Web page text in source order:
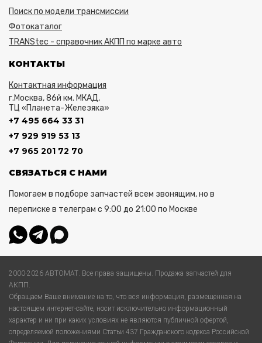
Поиск по модели трансмиссии
Фотокаталог
TRANStec - справочник АКПП по марке авто
КОНТАКТЫ
Контактная информация
г.Москва, 86й км. МКАД,
ТЦ «Планета-Железяка»
+7 495 664 33 31
+7 929 919 53 13
+7 965 201 72 70
СВЯЗАТЬСЯ С НАМИ
Помогаем в подборе запчастей всем звонящим, но в
переписке в телеграм с 9:00 до 21:00 по Москве
2000-2026 АВТОМАТ. Все права защищены. Продажа запчастей для
АКПП.
Обращаем Ваше внимание на то, что вся информация, размещенная на
настоящем интернет-сайте, носит исключительно информационный
характер и ни при каких условиях не являются публичной офертой,
определяемой положениями Статьи 437 Гражданского кодекса Российской